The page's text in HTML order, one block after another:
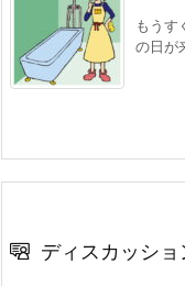
もうす
の日が
ディスカッショ